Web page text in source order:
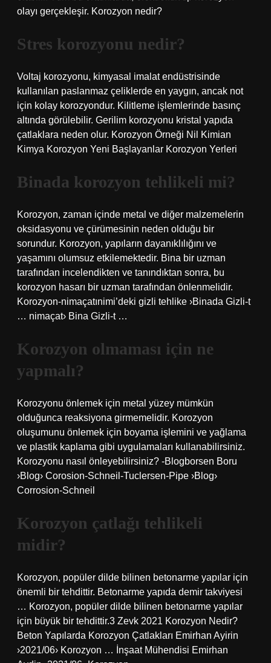
olayı gerçekleşir. Korozyon nedir?
Stres korozyonu nedir?
Voltaj korozyonu, kimyasal imalat endüstrisinde
kullanılan paslanmaz çeliklerde en yaygın, ancak not
için kolay korozyondur. Kilitleme işlemlerinde basınç
altında görülebilir. Gerilim korozyonu kristal yapıda
çatlaklara neden olur. Korozyon Örneği Nil Kimian
Kimya Korozyon Yeni Başlayanlar Korozyon Yerleri
Binada korozyon tehlikeli mi?
Korozyon, zaman içinde metal ve diğer malzemelerin
oksidasyonu ve çürümesinin neden olduğu bir
sorundur. Korozyon, yapıların dayanıklılığını ve
yaşamını olumsuz etkilemektedir. Bina bir uzman
tarafından incelendikten ve tanındıktan sonra, bu
korozyon hasarı bir uzman tarafından önlenmelidir.
Korozyon-nimaçatınimi’deki gizli tehlike ›Binada Gizli-t
… nimaçat› Bina Gizli-t …
Korozyon olmaması için ne
yapmalı?
Korozyonu önlemek için metal yüzey mümkün
olduğunca reaksiyona girmemelidir. Korozyon
oluşumunu önlemek için boyama işlemini ve yağlama
ve plastik kaplama gibi uygulamaları kullanabilirsiniz.
Korozyonu nasıl önleyebilirsiniz? -Blogborsen Boru
›Blog› Corosion-Schneil-Tuclersen-Pipe ›Blog›
Corrosion-Schneil
Korozyon çatlağı tehlikeli
midir?
Korozyon, popüler dilde bilinen betonarme yapılar için
önemli bir tehdittir. Betonarme yapıda demir takviyesi
… Korozyon, popüler dilde bilinen betonarme yapılar
için büyük bir tehdittir.3 Zevk 2021 Korozyon Nedir?
Beton Yapılarda Korozyon Çatlakları Emirhan Ayirin
›2021/06› Korozyon … İnşaat Mühendisi Emirhan